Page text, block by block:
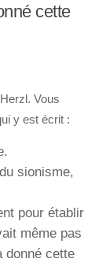
cette
Vous
y est écrit :
sionisme,
pour établir
même pas
donné cette